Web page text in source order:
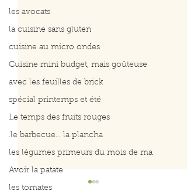
les avocats
la cuisine sans gluten
cuisine au micro ondes
Cuisine mini budget, mais goûteuse
avec les feuilles de brick
spécial printemps et été
Le temps des fruits rouges
.le barbecue... la plancha
les légumes primeurs du mois de ma
Avoir la patate
les tomates